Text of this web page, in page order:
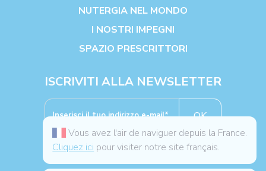
Vous avez l'air de naviguer depuis la France.
Cliquez ici pour visiter notre site français.
NUTERGIA NEL MONDO
I NOSTRI IMPEGNI
SPAZIO PRESCRITTORI
ISCRIVITI ALLA NEWSLETTER
OK